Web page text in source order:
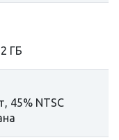
ГБ
45% NTSC